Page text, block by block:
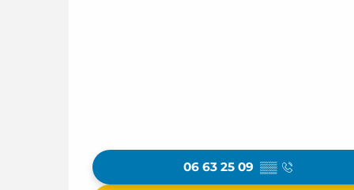
06 63 25 09 ▒▒